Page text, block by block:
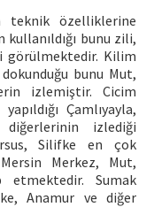
teknik özelliklerine
bunu zili,
görülmektedir. Kilim
bunu Mut,
izlemiştir. Cicim
Çamlıyayla,
izlediği
Silifke en çok
Merkez, Mut,
etmektedir. Sumak
Anamur ve diğer